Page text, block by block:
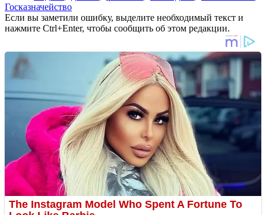
Госказначейство
Если вы заметили ошибку, выделите необходимый текст и
нажмите Ctrl+Enter, чтобы сообщить об этом редакции.